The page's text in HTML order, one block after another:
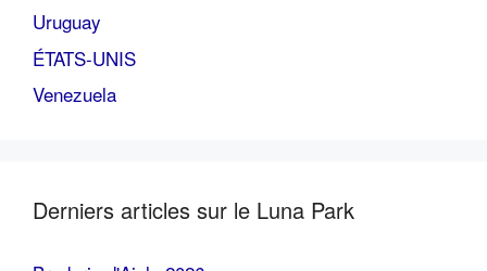
Uruguay
ÉTATS-UNIS
Venezuela
Derniers articles sur le Luna Park